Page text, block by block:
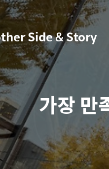
Side & Story
가장 만